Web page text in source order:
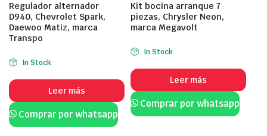
Regulador alternador
D940, Chevrolet Spark,
Daewoo Matiz, marca
Transpo
In Stock
Leer más
Comprar por whatsapp
Kit bocina arranque 7
piezas, Chrysler Neon,
marca Megavolt
In Stock
Leer más
Comprar por whatsapp